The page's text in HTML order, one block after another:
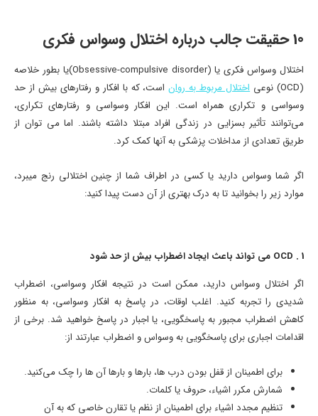
10 حقیقت جالب درباره اختلال وسواس فکری
اختلال وسواس فکری یا (Obsessive-compulsive disorder)یا بطور خلاصه
(OCD) نوعی
اختلال مربوط به رواناست، که با افکار و رفتارهای بیش از حد
وسواسی و تکراری همراه است. این افکار وسواسی و رفتارهای تکراری،
می‌توانند تأثیر بسزایی در زندگی افراد مبتلا داشته باشند. اما می توان از
طریق تعدادی از مداخلات پزشکی به آنها کمک کرد.
اگر شما وسواس دارید یا کسی در اطراف شما از چنین اختلالی رنج میبرد،
موارد زیر را بخوانید تا به درک بهتری از آن دست پیدا کنید:
1 . OCD می تواند باعث ایجاد اضطراب بیش از حد شود
اگر اختلال وسواس دارید، ممکن است در نتیجه افکار وسواسی، اضطراب
شدیدی را تجربه کنید. اغلب اوقات، در پاسخ به افکار وسواسی، به منظور
کاهش اضطراب مجبور به پاسخگویی، یا اجبار در پاسخ خواهید شد. برخی از
اقدامات اجباری برای پاسخگویی به وسواس و اضطراب عبارتند از:
برای اطمینان از قفل بودن درب ها، بارها و بارها آن ها را چک می‌کنید.
شمارش مکرر اشیاء، حروف یا کلمات.
تنظیم مجدد اشیاء برای اطمینان از نظم یا تقارن خاصی که به آن